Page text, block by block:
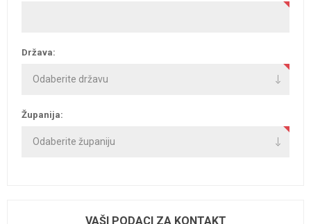
Država:
Županija:
VAŠI PODACI ZA KONTAKT